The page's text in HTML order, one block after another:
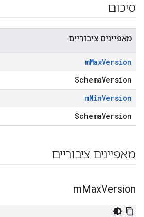
סיכום
מאפיינים ציבוריים
mMaxVersion
SchemaVersion
mMinVersion
SchemaVersion
מאפיינים ציבוריים
mMaxVersion